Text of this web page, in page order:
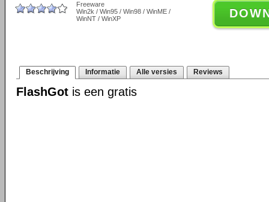
Freeware
Win2k / Win95 / Win98 / WinME /
WinNT / WinXP
Beschrijving Informatie Alle versies Reviews
FlashGot is een gratis